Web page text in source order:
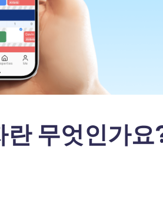
란 무엇인가요